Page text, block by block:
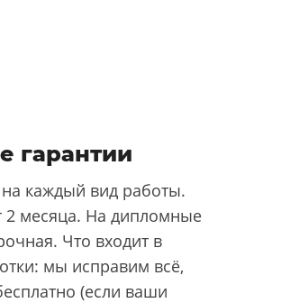
гарантии
каждый вид работы.
2 месяца. На дипломные
Что входит в
мы исправим всё,
(если ваши